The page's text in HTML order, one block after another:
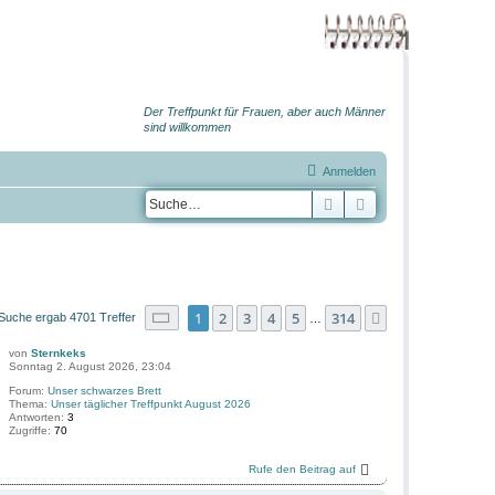
Der Treffpunkt für Frauen, aber auch Männer
sind willkommen
Anmelden
Suche
ergab 4701 Treffer Seite von314
1 2 3 4 5 314
von Sternkeks
Sonntag 2. August 2026, 23:04
Forum: Unser schwarzes Brett
Thema: Unser täglicher Treffpunkt August 2026
Antworten: 3
Zugriffe: 70
Rufe den Beitrag auf